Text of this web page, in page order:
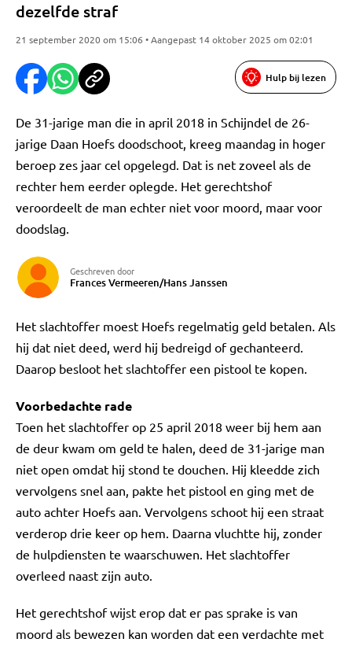
dezelfde straf
21 september 2020 om 15:06 • Aangepast 14 oktober 2025 om 02:01
Hulp bij lezen
De 31-jarige man die in april 2018 in Schijndel de 26-
jarige Daan Hoefs doodschoot, kreeg maandag in hoger
beroep zes jaar cel opgelegd. Dat is net zoveel als de
rechter hem eerder oplegde. Het gerechtshof
veroordeelt de man echter niet voor moord, maar voor
doodslag.
Geschreven door
Frances Vermeeren/Hans Janssen
Het slachtoffer moest Hoefs regelmatig geld betalen. Als
hij dat niet deed, werd hij bedreigd of gechanteerd.
Daarop besloot het slachtoffer een pistool te kopen.
Voorbedachte rade
Toen het slachtoffer op 25 april 2018 weer bij hem aan
de deur kwam om geld te halen, deed de 31-jarige man
niet open omdat hij stond te douchen. Hij kleedde zich
vervolgens snel aan, pakte het pistool en ging met de
auto achter Hoefs aan. Vervolgens schoot hij een straat
verderop drie keer op hem. Daarna vluchtte hij, zonder
de hulpdiensten te waarschuwen. Het slachtoffer
overleed naast zijn auto.
Het gerechtshof wijst erop dat er pas sprake is van
moord als bewezen kan worden dat een verdachte met